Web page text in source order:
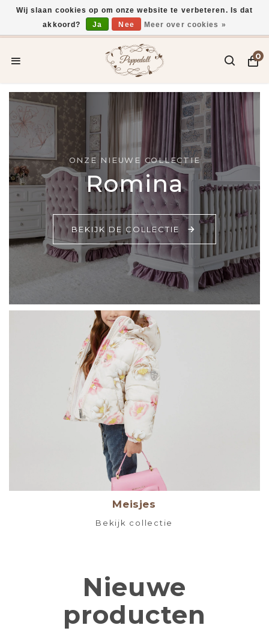
Gratis verzending vanaf €75,-
0
ONZE NIEUWE COLLECTIE
Romina
BEKIJK DE COLLECTIE
Meisjes
Bekijk collectie
Nieuwe
producten
Wij slaan cookies op om onze website te verbeteren. Is dat
akkoord?
Ja Nee Meer over cookies »